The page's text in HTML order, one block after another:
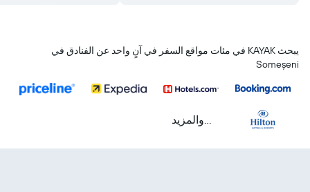
يبحث KAYAK في مئات مواقع السفر في آنٍ واحد عن الفنادق في
Someșeni
...والمزيد